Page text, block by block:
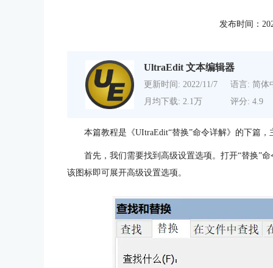
发布时间：
UltraEdit 文本编辑器
更新时间: 2022/11/7
语言: 简体
月均下载: 2.1万
评分: 4.9
本篇教程是《UItraEdit“替换”命令详解》的下篇
首先，我们需要找到高级设置选项。打开“替换”
该图标即可展开高级设置选项。